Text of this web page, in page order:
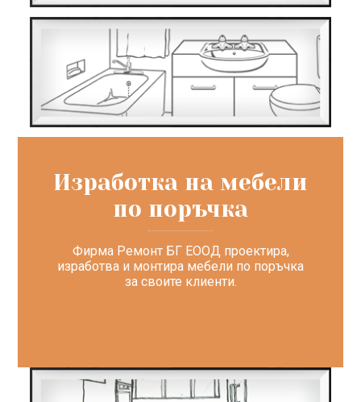
Изработка на мебели
по поръчка
Фирма Ремонт БГ ЕООД проектира,
изработва и монтира мебели по поръчка
за своите клиенти.